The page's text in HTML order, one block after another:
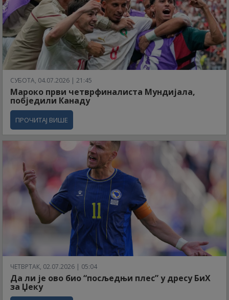
СУБОТА, 04.07.2026 | 21:45
Мароко први четврфиналиста Мундијала,
побједили Канаду
ПРОЧИТАЈ ВИШЕ
ЧЕТВРТАК, 02.07.2026 | 05:04
Да ли је ово био “посљедњи плес” у дресу БиХ
за Џеку